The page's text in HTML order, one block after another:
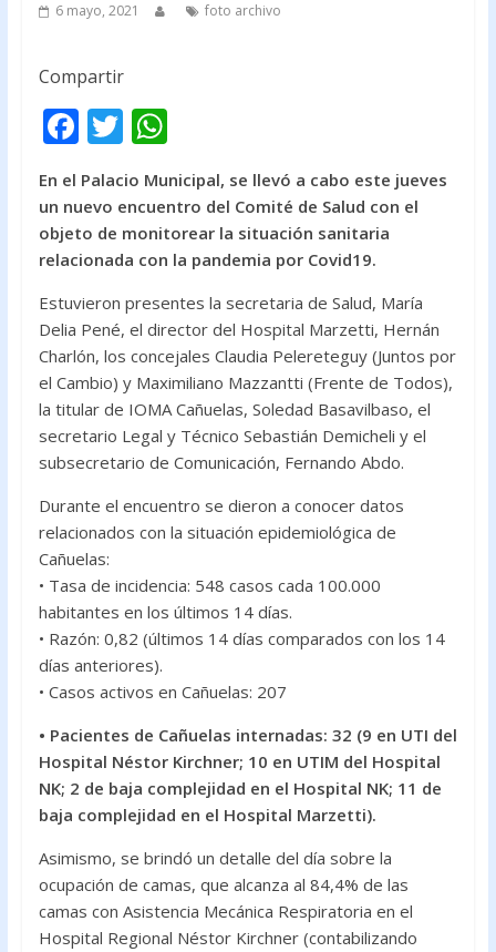
6 mayo, 2021 foto archivo
Compartir
F
ac
e
b
o
o
k
T
w
itt
er
W
h
at
s
A
p
p
En el Palacio Municipal, se llevó a cabo este jueves
un nuevo encuentro del Comité de Salud con el
objeto de monitorear la situación sanitaria
relacionada con la pandemia por Covid19.
Estuvieron presentes la secretaria de Salud, María
Delia Pené, el director del Hospital Marzetti, Hernán
Charlón, los concejales Claudia Pelereteguy (Juntos por
el Cambio) y Maximiliano Mazzantti (Frente de Todos),
la titular de IOMA Cañuelas, Soledad Basavilbaso, el
secretario Legal y Técnico Sebastián Demicheli y el
subsecretario de Comunicación, Fernando Abdo.
Durante el encuentro se dieron a conocer datos
relacionados con la situación epidemiológica de
Cañuelas:
• Tasa de incidencia: 548 casos cada 100.000
habitantes en los últimos 14 días.
• Razón: 0,82 (últimos 14 días comparados con los 14
días anteriores).
• Casos activos en Cañuelas: 207
• Pacientes de Cañuelas internadas: 32 (9 en UTI del
Hospital Néstor Kirchner; 10 en UTIM del Hospital
NK; 2 de baja complejidad en el Hospital NK; 11 de
baja complejidad en el Hospital Marzetti).
Asimismo, se brindó un detalle del día sobre la
ocupación de camas, que alcanza al 84,4% de las
camas con Asistencia Mecánica Respiratoria en el
Hospital Regional Néstor Kirchner (contabilizando